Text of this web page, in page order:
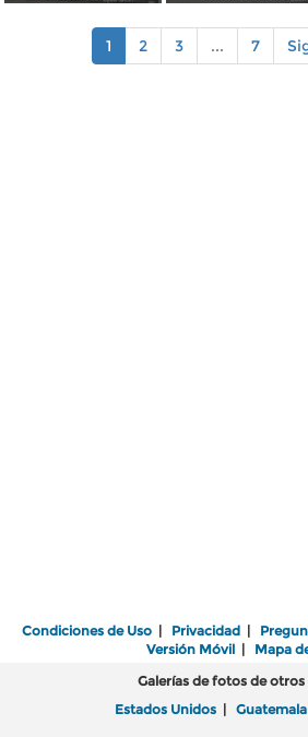
1 2 3 ... 7
Condiciones de Uso | Privacidad |
Versión Móvil| Mapa
Galerías de fotos de otros
Estados Unidos | Guatemala